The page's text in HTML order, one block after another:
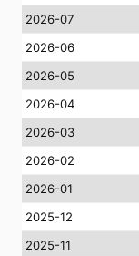
2026-07
2026-06
2026-05
2026-04
2026-03
2026-02
2026-01
2025-12
2025-11